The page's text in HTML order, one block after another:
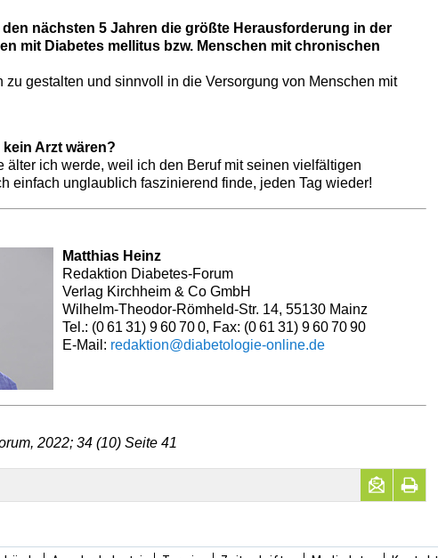
nächsten 5 Jahren die größte Herausforderung in der
mit Diabetes mellitus bzw. Menschen mit chronischen
zu gestalten und sinnvoll in die Versorgung von Menschen mit
kein Arzt wären?
älter ich werde, weil ich den Beruf mit seinen vielfältigen
einfach unglaublich faszinierend finde, jeden Tag wieder!
Matthias Heinz
Redaktion Diabetes-Forum
Verlag Kirchheim & Co GmbH
Wilhelm-Theodor-Römheld-Str. 14, 55130 Mainz
Tel.: (0 61 31) 9 60 70 0, Fax: (0 61 31) 9 60 70 90
E-Mail: redaktion@diabetologie-online.de
2022; 34 (10) Seite 41